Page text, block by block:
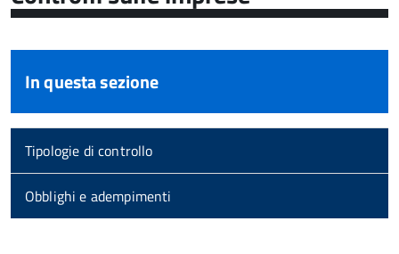
In questa sezione
Tipologie di controllo
Obblighi e adempimenti